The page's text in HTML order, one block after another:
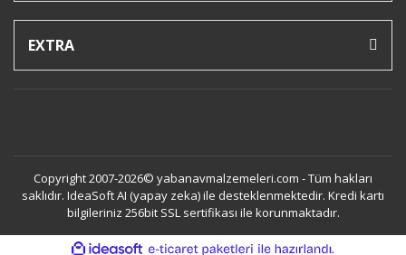
EXTRA
Copyright 2007-2026© yabanavmalzemeleri.com - Tüm hakları
saklıdır. IdeaSoft AI (yapay zeka) ile desteklenmektedir. Kredi kartı
bilgileriniz 256bit SSL sertifikası ile korunmaktadır.
ideasoft e-